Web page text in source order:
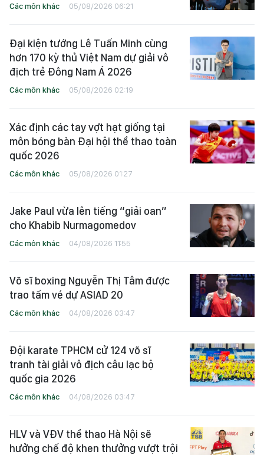
Các môn khác 05/08/2026 06:21
Đại kiện tướng Lê Tuấn Minh cùng
hơn 170 kỳ thủ Việt Nam dự giải vô
địch trẻ Đông Nam Á 2026
Các môn khác 05/08/2026 02:19
Xác định các tay vợt hạt giống tại
môn bóng bàn Đại hội thể thao toàn
quốc 2026
Các môn khác 05/08/2026 01:27
Jake Paul vừa lên tiếng “giải oan”
cho Khabib Nurmagomedov
Các môn khác 04/08/2026 11:55
Võ sĩ boxing Nguyễn Thị Tâm được
trao tấm vé dự ASIAD 20
Các môn khác 04/08/2026 03:47
Đội karate TPHCM cử 124 võ sĩ
tranh tài giải vô địch câu lạc bộ
quốc gia 2026
Các môn khác 04/08/2026 03:47
HLV và VĐV thể thao Hà Nội sẽ
hưởng chế độ khen thưởng vượt trội